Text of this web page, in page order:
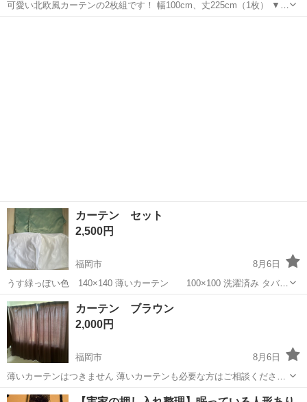
可愛い北欧風カーテンの2枚組です！ 幅100cm、丈225cm（1枚） ▼商
品ページ https://item.rakuten.co.jp/rainbow-interior/2000-30-1000/ ▼商
カーテン セット
2,500円
福岡市
8月6日
うす緑っぽい色 140×140 薄いカーテン 100×100 洗濯済み タバコ
吸いません ペット居ません
福岡 福岡市 カーテン、ブラインド
カーテン ブラウン
2,000円
福岡市
8月6日
薄いカーテンはつきません 薄いカーテンも必要な方はご相談ください
横100 縦180 タバコ吸いません ペット居ません
福岡 福岡市 カーテン、ブラインド カーテン